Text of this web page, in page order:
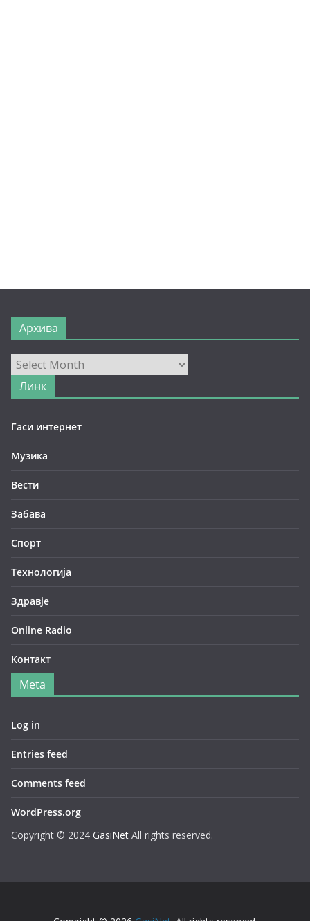
Архива
Архива
Линк
Гаси интернет
Музика
Вести
Забава
Спорт
Технологија
Здравје
Online Radio
Контакт
Meta
Log in
Entries feed
Comments feed
WordPress.org
Copyright © 2024 GasiNet All rights reserved.